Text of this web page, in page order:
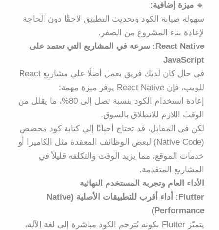
🔹 ميزة إضافية:
سهولة صيانة الكود وتحديث التطبيق لاحقًا دون الحاجة
لإعادة بناء المشروع من الصفر.
React Native: سرعة في المشاريع التي تعتمد على
JavaScript
في حال كان لديك فريق يعمل أصلًا على مشاريع React
للويب، فإن React Native يوفر ميزة مهمة:
إعادة استخدام الكود بنسبة تصل إلى 80%
، ما يقلل من
الوقت اللازم للانطلاق بالسوق.
لكن في المقابل، قد تحتاج أحيانًا إلى كتابة كود مخصص
(Native Code)
لبعض الوظائف المعقدة مثل الكاميرا أو
خدمات الموقع، مما يزيد الوقت والتكلفة قليلاً في
المشاريع المتقدمة.
الأداء العام وتجربة المستخدم النهائية
Flutter: أداء أقرب للتطبيقات الأصلية (Native
Performance)
يتميّز Flutter بكونه يُترجم الكود مباشرة إلى لغة الآلة،